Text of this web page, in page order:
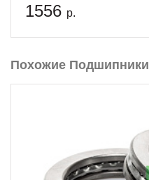
1556 р.
Похожие Подшипники